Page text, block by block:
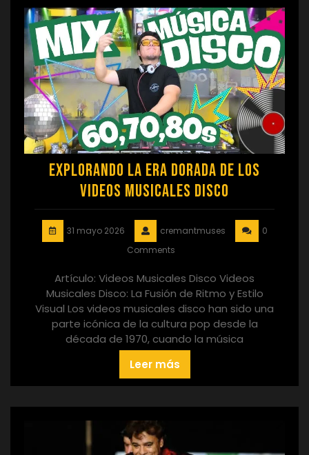
Explorando la Era Dorada de los
Videos Musicales Disco
31 mayo 2026 cremantmuses
0
Comments
Artículo: Videos Musicales Disco Videos
Musicales Disco: La Fusión de Ritmo y Estilo
Visual Los videos musicales disco han sido una
parte icónica de la cultura pop desde la
década de 1970, cuando la música
Leer más